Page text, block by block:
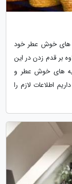
های خوش عطر خود
بر قدم زدن در این
های خوش عطر و
اطلاعات لازم را